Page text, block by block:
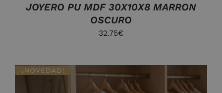
JOYERO PU MDF 30X10X8 MARRON
OSCURO
32.75€